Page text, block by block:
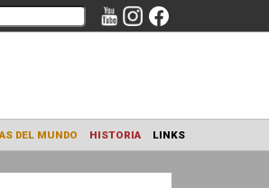
MONTAÑAS DEL MUNDO HISTORIA